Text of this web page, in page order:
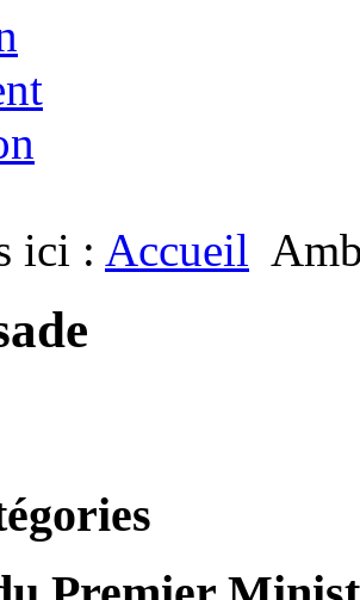
ici : Accueil